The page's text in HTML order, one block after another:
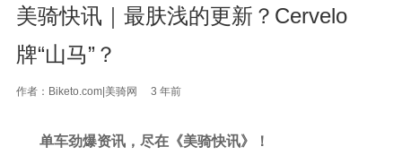
美骑快讯｜最肤浅的更新？Cervelo
牌“山马”？
作者：Biketo.com|美骑网 3 年前
单车劲爆资讯，尽在《美骑快讯》！